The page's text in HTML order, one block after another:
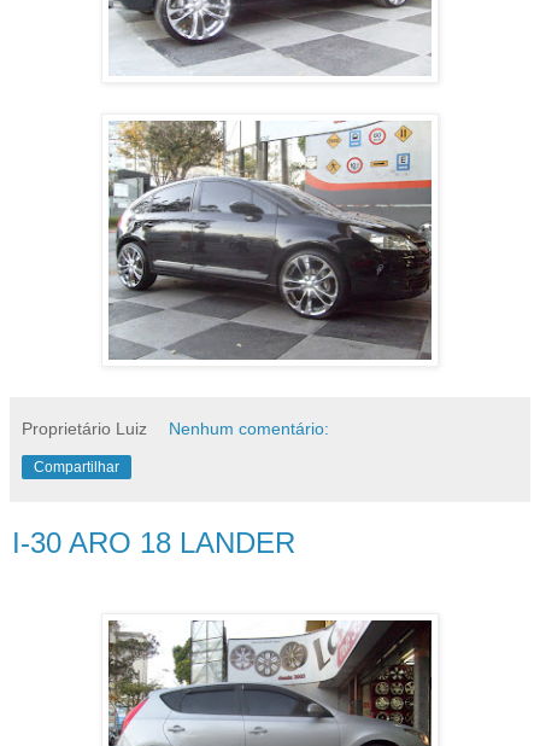
Proprietário Luiz Nenhum comentário:
Compartilhar
I-30 ARO 18 LANDER